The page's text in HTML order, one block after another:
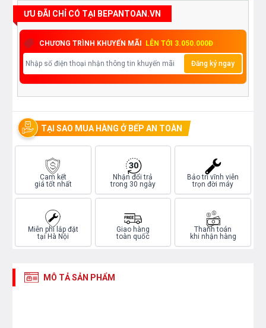
ƯU ĐÃI CHỈ CÓ TẠI BEPANTOAN.VN
CHƯƠNG TRÌNH KHUYẾN MÃI LÊN TỚI 3.050.000Đ
Đăng ký ngay
TẠI SAO MUA HÀNG Ở BẾP AN TOÀN
Cam kết
giá tốt nhất
Nhận đổi trả
trong 30 ngày
Bảo trì vĩnh viễn
trọn đời máy
Miễn phí lắp đặt
tại Hà Nội
Giao hàng
toàn quốc
Thanh toán
khi nhận hàng
MÔ TẢ SẢN PHẨM